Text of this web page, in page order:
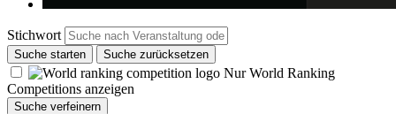
Stichwort
Suche starten Suche zurücksetzen
Nur World Ranking
Competitions anzeigen
Suche verfeinern